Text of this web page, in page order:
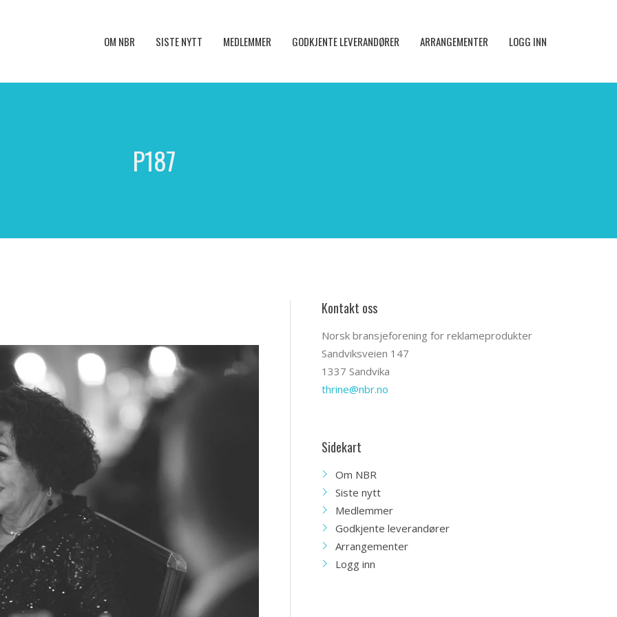
OM NBR SISTE NYTT MEDLEMMER GODKJENTE LEVERANDØRER ARRANGEMENTER LOGG INN
P187
Kontakt oss
Norsk bransjeforening for reklameprodukter
Sandviksveien 147
1337 Sandvika
thrine@nbr.no
Sidekart
Om NBR
Siste nytt
Medlemmer
Godkjente leverandører
Arrangementer
Logg inn